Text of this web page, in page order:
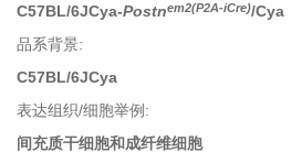
C57BL/6JCya-Postnem2(P2A-iCre)/Cya
品系背景:
C57BL/6JCya
表达组织/细胞举例 :
间充质干细胞和成纤维细胞